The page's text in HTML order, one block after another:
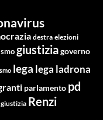
destra elezioni
giustiziagoverno
lega lega ladrona
parlamento pd
Renzi